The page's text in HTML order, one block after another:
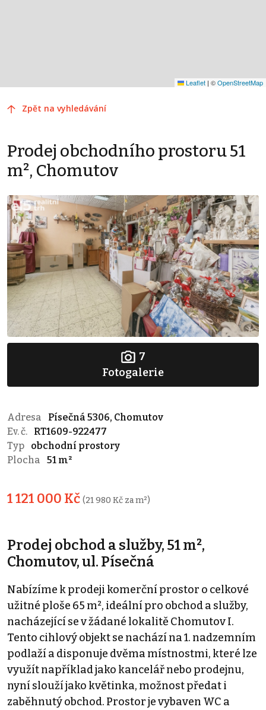
Leaflet | ©OpenStreetMap
Zpět na vyhledávání
Prodej obchodního prostoru 51
m², Chomutov
7
Fotogalerie
Adresa
Písečná 5306, Chomutov
Ev. č.
RT1609-922477
Typ
obchodní prostory
Plocha
51 m²
1 121 000 Kč (21 980 Kč za m²)
Prodej obchod a služby, 51 m²,
Chomutov, ul. Písečná
Nabízíme k prodeji komerční prostor o celkové
užitné ploše 65 m², ideální pro obchod a služby,
nacházející se v žádané lokalitě Chomutov I.
Tento cihlový objekt se nachází na 1. nadzemním
podlaží a disponuje dvěma místnostmi, které lze
využít například jako kancelář nebo prodejnu,
nyní slouží jako květinka, možnost předat i
zaběhnutý obchod. Prostor je vybaven WC a